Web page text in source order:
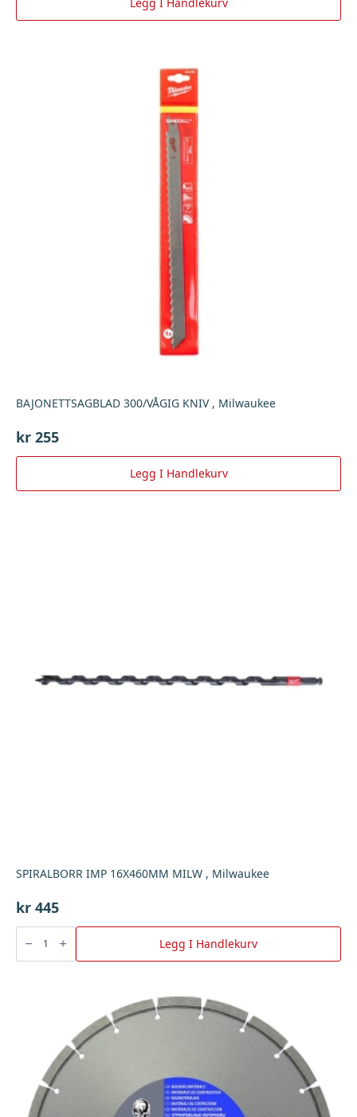
BAJONETTSAGBLAD 300/VÅGIG KNIV , Milwaukee
kr 255
Legg I Handlekurv
SPIRALBORR IMP 16X460MM MILW , Milwaukee
kr 445
SPIRALBORR
16X460MM
MILW
Legg I Handlekurv